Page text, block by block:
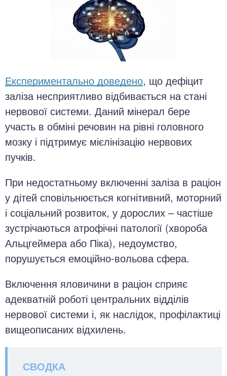
Експериментально доведено, що дефіцит
заліза несприятливо відбивається на стані
нервової системи. Даний мінерал бере
участь в обміні речовин на рівні головного
мозку і підтримує мієлінізацію нервових
пучків.
При недостатньому включенні заліза в раціон
у дітей сповільнюється когнітивний, моторний
і соціальний розвиток, у дорослих – частіше
зустрічаються атрофічні патології (хвороба
Альцгеймера або Піка), недоумство,
порушується емоційно-вольова сфера.
Включення яловичини в раціон сприяє
адекватній роботі центральних відділів
нервової системи і, як наслідок, профілактиці
вищеописаних відхилень.